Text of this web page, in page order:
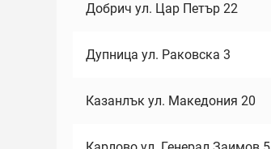
Добрич ул. Цар Петър 22
Дупница ул. Раковска 3
Казанлък ул. Македония 20